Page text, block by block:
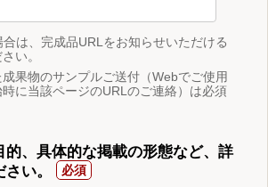
は、完成品URLをお知らせいただける
い。
果物のサンプルご送付（Webでご使用
に当該ページのURLのご連絡）は必須
的、具体的な掲載の形態など、詳
い。